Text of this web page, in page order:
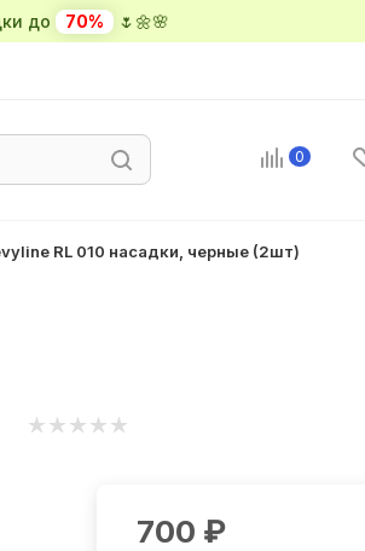
до 70% 🌷🌼🌸
0
RL 010 насадки, черные (2шт)
700 ₽